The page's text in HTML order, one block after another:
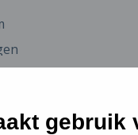
gebruik